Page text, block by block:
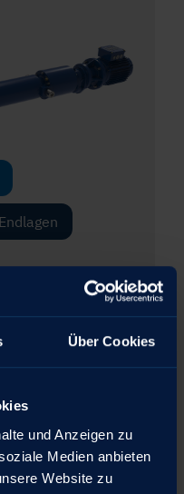
Über Cookies
und Anzeigen zu
Medien anbieten
Website zu
für die